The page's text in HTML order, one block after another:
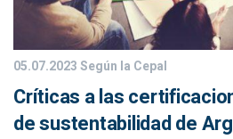
05.07.2023Según la Cepal
Críticas a las
de sustentabilidad de